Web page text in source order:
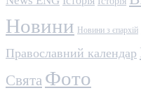
Новини Новини з єпархій
Православний календар
Свята Фото